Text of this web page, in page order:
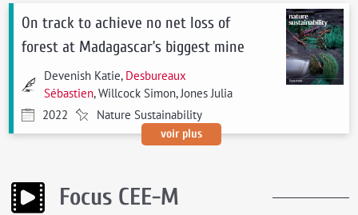
On track to achieve no net loss of
forest at Madagascar’s biggest mine
Devenish Katie, Desbureaux
Sébastien, Willcock Simon, Jones Julia
2022
Nature Sustainability
voir plus
Focus CEE-M